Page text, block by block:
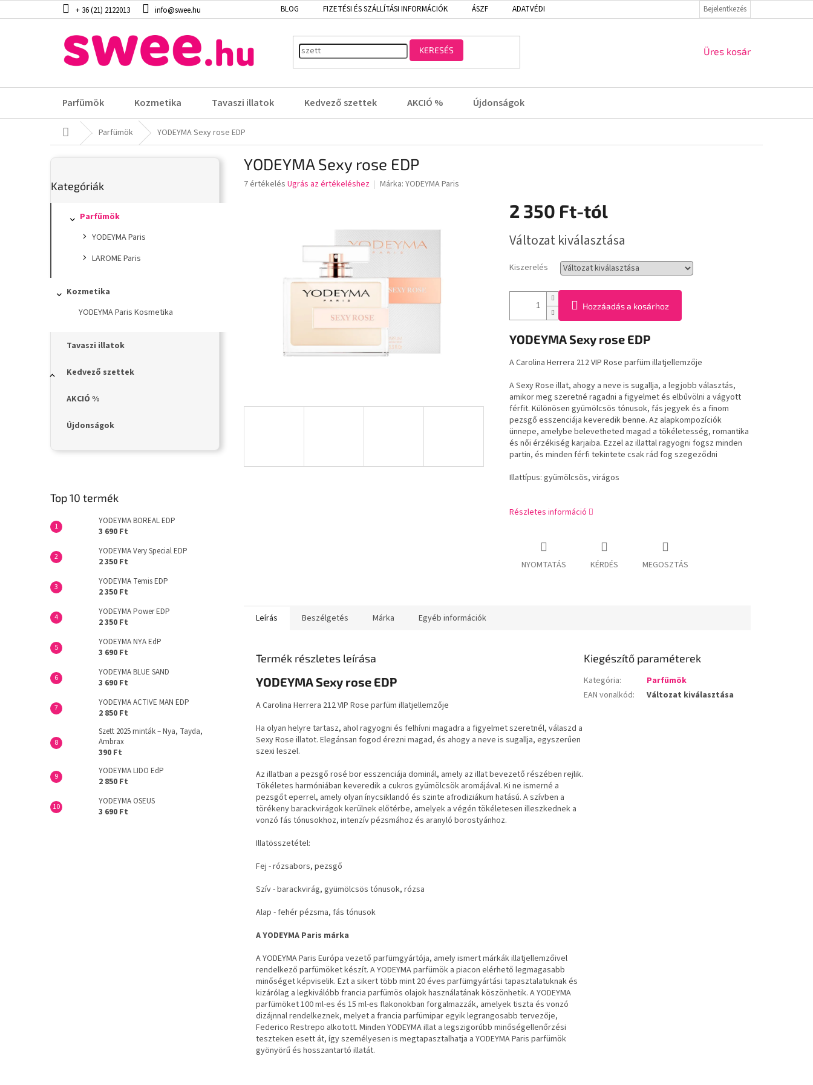
a
+ 36 (21) 2122013 info@swee.hu BLOG FIZETÉSI ÉS SZÁLLÍTÁSI INFORMÁCIÓK ÁSZF ADATVÉDELMI IRÁNYELVEK VISSZAKÜLDÉS ÉS REKLAMÁCIÓ
Bejelentkezés
KERESÉS KOSÁR
Üres kosár
Parfümök Kozmetika Tavaszi illatok Kedvező szettek AKCIÓ % Újdonságok
KezdőlapParfümök YODEYMA Sexy rose EDP
l
a
l
átugrása
Kategóriák
Parfümök
YODEYMA Paris
LAROME Paris
Kozmetika
YODEYMA Paris Kosmetika
Tavaszi illatok
Kedvező szettek
AKCIÓ %
Újdonságok
Top 10 termék
YODEYMA BOREAL EDP
3 690 Ft
YODEYMA Very Special EDP
2 350 Ft
YODEYMA Temis EDP
2 350 Ft
YODEYMA Power EDP
2 350 Ft
YODEYMA NYA EdP
3 690 Ft
YODEYMA BLUE SAND
3 690 Ft
YODEYMA ACTIVE MAN EDP
2 850 Ft
Szett 2025 minták – Nya, Tayda,
Ambrax
390 Ft
YODEYMA LIDO EdP
2 850 Ft
YODEYMA OSEUS
3 690 Ft
YODEYMA Sexy rose EDP
A
7 értékelés Ugrás az értékeléshez Márka: YODEYMA Paris
2 350 Ft-tól
Változat kiválasztása
Kiszerelés
Hozzáadás a kosárhoz
YODEYMA Sexy rose EDP
A Carolina Herrera 212 VIP Rose parfüm illatjellemzője
A Sexy Rose illat, ahogy a neve is sugallja, a legjobb választás,
amikor meg szeretné ragadni a figyelmet és elbűvölni a vágyott
férfit. Különösen gyümölcsös tónusok, fás jegyek és a finom
pezsgő esszenciája keveredik benne. Az alapkompozíciók
ünnepe, amelybe belevetheted magad a tökéletesség, romantika
és női érzékiség karjaiba. Ezzel az illattal ragyogni fogsz minden
partin, és minden férfi tekintete csak rád fog szegeződni
Illattípus: gyümölcsös, virágos
Részletes információ
NYOMTATÁS KÉRDÉS MEGOSZTÁS
Leírás Beszélgetés Márka Egyéb információk
Termék részletes leírása
YODEYMA Sexy rose EDP
A Carolina Herrera 212 VIP Rose parfüm illatjellemzője
Ha olyan helyre tartasz, ahol ragyogni és felhívni magadra a figyelmet szeretnél, válaszd a
Sexy Rose illatot. Elegánsan fogod érezni magad, és ahogy a neve is sugallja, egyszerűen
szexi leszel.
Az illatban a pezsgő rosé bor esszenciája dominál, amely az illat bevezető részében rejlik.
Tökéletes harmóniában keveredik a cukros gyümölcsök aromájával. Ki ne ismerné a
pezsgőt eperrel, amely olyan ínycsiklandó és szinte afrodiziákum hatású. A szívben a
törékeny barackvirágok kerülnek előtérbe, amelyek a végén tökéletesen illeszkednek a
vonzó fás tónusokhoz, intenzív pézsmához és aranyló borostyánhoz.
Illatösszetétel:
Fej - rózsabors, pezsgő
Szív - barackvirág, gyümölcsös tónusok, rózsa
Alap - fehér pézsma, fás tónusok
A YODEYMA Paris márka
A YODEYMA Paris Európa vezető parfümgyártója, amely ismert márkák illatjellemzőivel
rendelkező parfümöket készít. A YODEYMA parfümök a piacon elérhető legmagasabb
minőséget képviselik. Ezt a sikert több mint 20 éves parfümgyártási tapasztalatuknak és
kizárólag a legkiválóbb francia parfümös olajok használatának köszönhetik. A YODEYMA
parfümöket 100 ml-es és 15 ml-es flakonokban forgalmazzák, amelyek tiszta és vonzó
dizájnnal rendelkeznek, melyet a francia parfümipar egyik legrangosabb tervezője,
Federico Restrepo alkotott. Minden YODEYMA illat a legszigorúbb minőségellenőrzési
teszteken esett át, így személyesen is megtapasztalhatja a YODEYMA Paris parfümök
gyönyörű és hosszantartó illatát.
Kiegészítő paraméterek
Kategória:
Parfümök
EAN vonalkód: Változat kiválasztása